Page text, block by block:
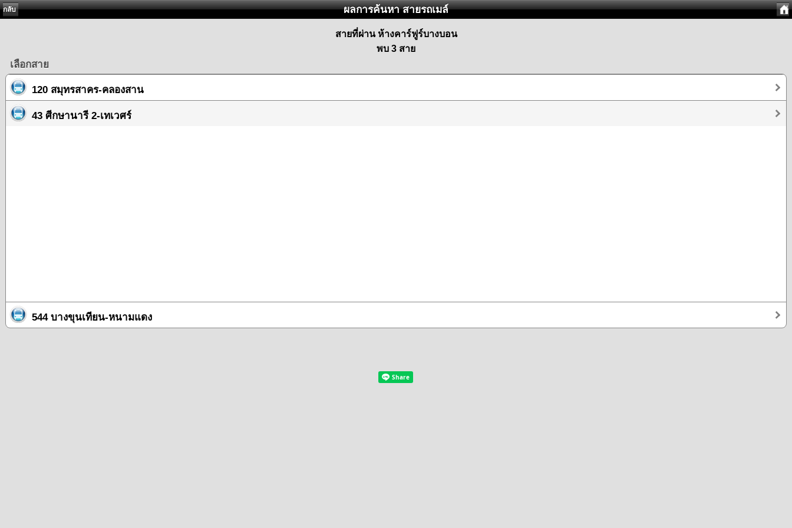
กลับ ผลการค้นหา สายรถเมล์
สายที่ผ่าน ห้างคาร์ฟูร์บางบอน
พบ 3 สาย
เลือกสาย
120 สมุทรสาคร-คลองสาน
43 ศีกษานารี 2-เทเวศร์
544 บางขุนเทียน-หนามแดง